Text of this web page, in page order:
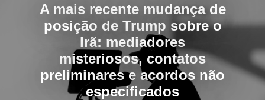
A mais recente mudança de
posição de Trump sobre o
Irã: mediadores
misteriosos, contatos
preliminares e acordos não
especificados